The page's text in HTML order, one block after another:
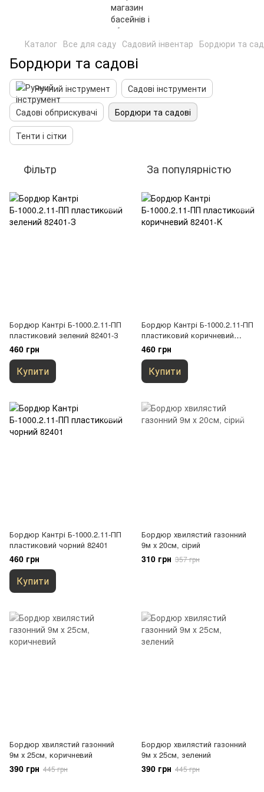
Каталог Все для саду Садовий інвентар Бордюри та
Бордюри та садові
Ручний інструмент
Садові інструменти
Садові обприскувачі
Бордюри та садові
Тенти і сітки
Фільтр За популярністю
Бордюр Кантрі Б-1000.2.11-ПП
пластиковий зелений 82401-З
460 грн
Купити
Бордюр Кантрі Б-1000.2.11-ПП
пластиковий коричневий
82401-K
460 грн
Купити
Бордюр Кантрі Б-1000.2.11-ПП
пластиковий чорний 82401
460 грн
Купити
Бордюр хвилястий газонний
9м х 20см, сірий
310 грн 357 грн
Бордюр хвилястий газонний
9м х 25см, коричневий
390 грн 445 грн
Бордюр хвилястий газонний
9м х 25см, зелений
390 грн 445 грн